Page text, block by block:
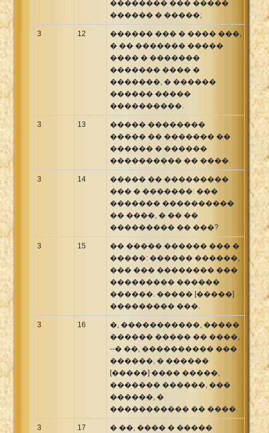
�������� ��� �����
������ � �����;
3 12
������ ��� � ���� ���,
� �� ������� �����
���� � �������
������� ���� �
�������, � ������
������ �����
����������.
3 13
����� ��������
����� �� ������� ��
������ � ������
���������� �� ����.
3 14
����� �� ���������
��� � �������: ���
������� ����������
�� ����, � �� ��
��������� �� ���?
3 15
�� ����� ������ ��� �
�����: ������ ������,
��� ��� �������� ���
��������� ������
������. ����� [�����]
��������� ���.
3 16
�, �����������, �����
������ ����� �� ����,
--� ��, ���������� ���
������, � ������
[�����] ���� �����,
������� ������, ���
������, �
����������� �� ����.
3 17
� ��, ���� � �����